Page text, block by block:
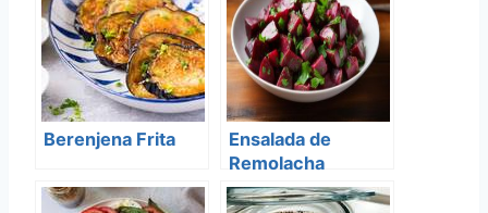
Berenjena Frita
Ensalada de
Remolacha